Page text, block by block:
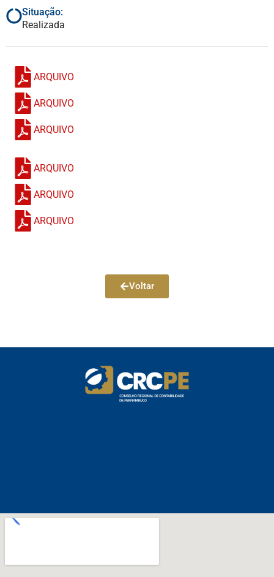
Situação:
Realizada
ARQUIVO
ARQUIVO
ARQUIVO
ARQUIVO
ARQUIVO
ARQUIVO
Voltar